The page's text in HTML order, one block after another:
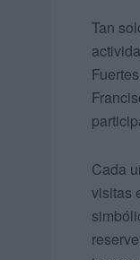
Tan
Cada
visitas